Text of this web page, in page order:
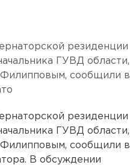
резиденции
ГУВД области,
сообщили в
резиденции
ГУВД области,
сообщили в
В обсуждении